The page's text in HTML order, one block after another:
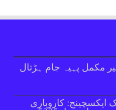
مکمل پہیہ جام ہڑتال
ایکسچینج: کاروباری